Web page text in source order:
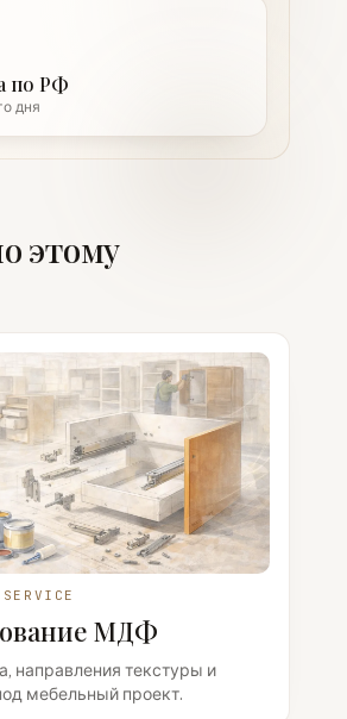
по РФ
дня
этому
МДФ
направления текстуры и
мебельный проект.